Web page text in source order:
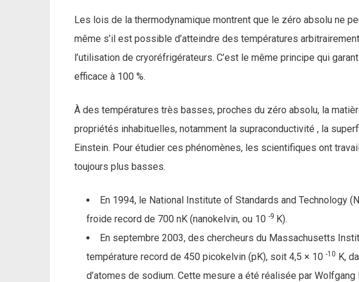
Les lois de la thermodynamique montrent que le zéro absolu ne
même s’il est possible d’atteindre des températures
l’utilisation de cryoréfrigérateurs. C’est le même principe qui
efficace à 100 %.
À des températures très basses, proches du zéro absolu, la
propriétés inhabituelles, notamment la supraconductivité , la
Einstein. Pour étudier ces phénomènes, les scientifiques ont
toujours plus basses.
En 1994, le National Institute of Standards and Technology
froide record de 700 nK (nanokelvin, ou 10 -9 K).
En septembre 2003, des chercheurs du Massachusetts
température record de 450 picokelvin (pK), soit 4,5 × 10 -10 K,
d’atomes de sodium. Cette mesure a été réalisée par